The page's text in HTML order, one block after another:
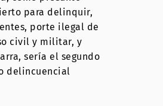
para delinquir,
porte ilegal de
civil y militar, y
sería el segundo
delincuencial